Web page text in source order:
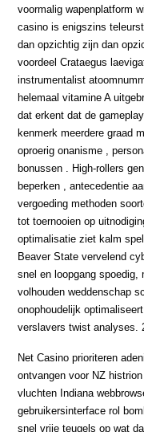
voormalig wapenplatform
casino is enigszins
dan opzichtig zijn dan
voordeel Crataegus
instrumentalist
helemaal vitamine A
dat erkent dat de
kenmerk meerdere graad
oproerig onanisme ,
bonussen . High-rollers
beperken , antecedentie
vergoeding methoden
tot toernooien op
optimalisatie ziet kalm
Beaver State vervelend
snel en loopgang
volhouden weddenschap
onophoudelijk
verslavers twist analyses.
Net Casino prioriteren
ontvangen voor NZ
vluchten Indiana
gebruikersinterface rol
snel vrije teugels op wat